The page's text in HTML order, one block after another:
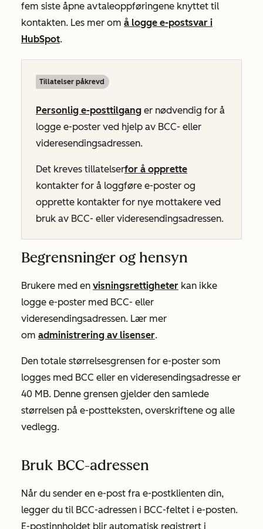
fem siste åpne avtaleoppføringene knyttet til
kontakten. Les mer om å logge e-postsvar i
HubSpot.
Tillatelser påkrevd
Personlig e-posttilgang er nødvendig for å
logge e-poster ved hjelp av BCC- eller
videresendingsadressen.
Det kreves tillatelserfor å opprette
kontakter for å loggføre e-poster og
opprette kontakter for nye mottakere ved
bruk av BCC- eller videresendingsadressen.
Begrensninger og hensyn
Brukere med en visningsrettigheter kan ikke
logge e-poster med BCC- eller
videresendingsadressen. Lær mer
om administrering av lisenser.
Den totale størrelsesgrensen for e-poster som
logges med BCC eller en videresendingsadresse er
40 MB. Denne grensen gjelder den samlede
størrelsen på e-postteksten, overskriftene og alle
vedlegg.
Bruk BCC-adressen
Når du sender en e-post fra e-postklienten din,
legger du til BCC-adressen i BCC-feltet i e-posten.
E-postinnholdet blir automatisk registrert i